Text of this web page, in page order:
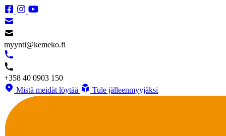
myynti@kemeko.fi
+358 40 0903 150
Mistä meidät löytää
Tule jälleenmyyjäksi